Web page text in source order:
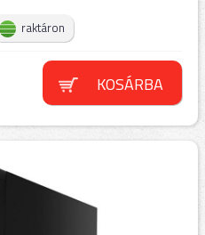
raktáron
KOSÁRBA